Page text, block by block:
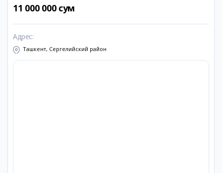
11 000 000 сум
Адрес:
Ташкент, Сергелийский район